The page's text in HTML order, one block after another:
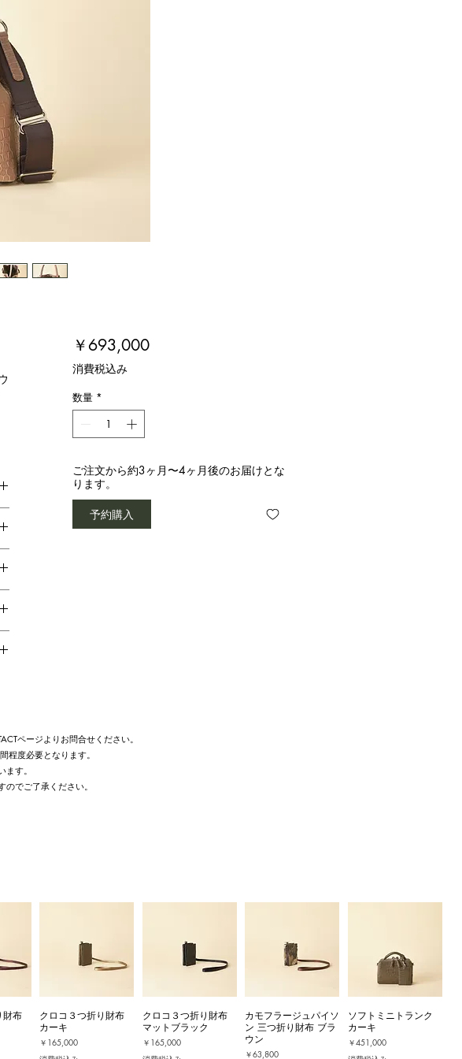
￥693,000価
消費税込み
数量 *
ご注文から約3ヶ月〜4ヶ月後のお届けとな
ります。
予約購入
ページよりお問合せください。
程度必要となります。
す。
でご了承ください。
財布
クロコ３つ折り財布
カーキ
価格
￥165,000
クロコ３つ折り財布
マットブラック
価格
￥165,000
カモフラージュパイソ
ン 三つ折り財布 ブラ
ウン
価格
￥63,800
ソフトミニトランク
カーキ
価格
￥451,000